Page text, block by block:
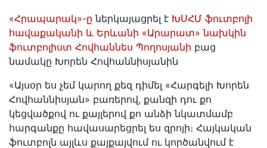
«Հրապարակ»-ըներկայացրել է ԽՍՀՄ ֆուտբոլի
հավաքականի և Երևանի «Արարատ» նախկին
ֆուտբոլիստ Հովհաննես Պողոսյանի բաց
նամակը Խորեն Հովհաննիսյանին
«Այսօր ես չեմ կարող քեզ դիմել «Հարգելի Խորեն
Հովհաննիսյան» բառերով, քանզի դու քո
կեցվածքով ու քայլերով քո անձի նկատմամբ
հարգանքը հավասարեցրել ես զրոյի։ Հայկական
ֆուտբոլն այլևս քայքայվում ու կործանվում է